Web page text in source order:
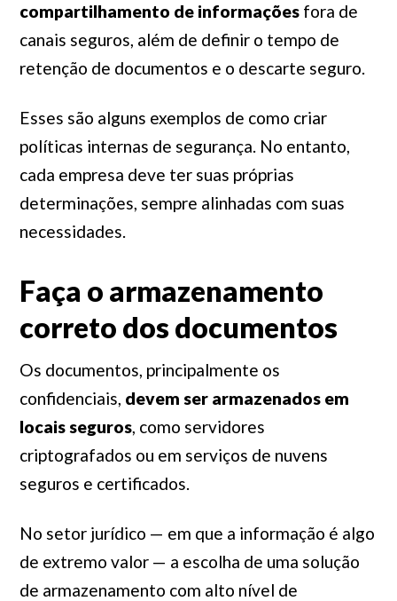
compartilhamento de informaçõesfora de
canais seguros, além de definir o tempo de
retenção de documentos e o descarte seguro.
Esses são alguns exemplos de como criar
políticas internas de segurança. No entanto,
cada empresa deve ter suas próprias
determinações, sempre alinhadas com suas
necessidades.
Faça o armazenamento
correto dos documentos
Os documentos, principalmente os
confidenciais, devem ser armazenados em
locais seguros, como servidores
criptografados ou em serviços de nuvens
seguros e certificados.
No setor jurídico — em que a informação é algo
de extremo valor — a escolha de uma solução
de armazenamento com alto nível de